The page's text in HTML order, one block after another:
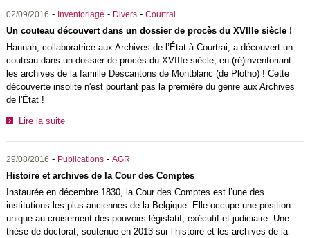
02/09/2016 - Inventoriage - Divers- Courtrai
Un couteau découvert dans un dossier de procès du XVIIIe siècle !
Hannah, collaboratrice aux Archives de l’État à Courtrai, a découvert un…
couteau dans un dossier de procès du XVIIIe siècle, en (ré)inventoriant
les archives de la famille Descantons de Montblanc (de Plotho) ! Cette
découverte insolite n'est pourtant pas la première du genre aux Archives
de l'État !
Lire la suite
29/08/2016 - Publications- AGR
Histoire et archives de la Cour des Comptes
Instaurée en décembre 1830, la Cour des Comptes est l’une des
institutions les plus anciennes de la Belgique. Elle occupe une position
unique au croisement des pouvoirs législatif, exécutif et judiciaire. Une
thèse de doctorat, soutenue en 2013 sur l’histoire et les archives de la